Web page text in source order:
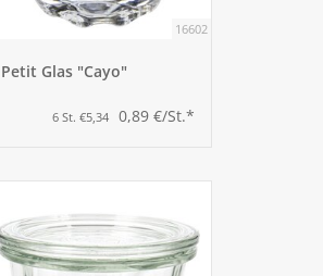
16602
Petit Glas "Cayo"
6 St. €5,34 0,89 €/St.*